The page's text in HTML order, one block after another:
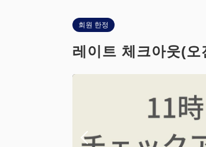
회원 한정
레이트 체크아웃(